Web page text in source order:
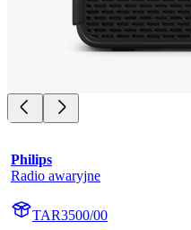
Philips
Radio awaryjne
TAR3500/00